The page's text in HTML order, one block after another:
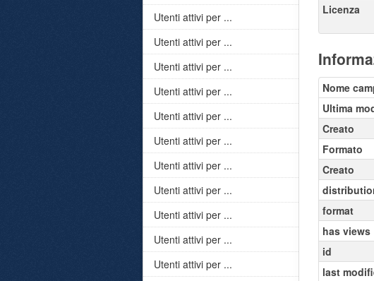
Licenza
Nome
Ultima
Creato
Formato
Creato
format
has views
id
last
Utenti attivi per ...
Utenti attivi per ...
Utenti attivi per ...
Utenti attivi per ...
Utenti attivi per ...
Utenti attivi per ...
Utenti attivi per ...
Utenti attivi per ...
Utenti attivi per ...
Utenti attivi per ...
Utenti attivi per ...